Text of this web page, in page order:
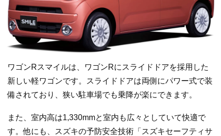
ワゴンRスマイルは、ワゴンRにスライドドアを採用した
新しい軽ワゴンです。スライドドアは両側にパワー式で装
備されており、狭い駐車場でも乗降が楽にできます。
また、室内高は1,330mmと室内も広々としていて快適で
す。他にも、スズキの予防安全技術「スズキセーフティサ